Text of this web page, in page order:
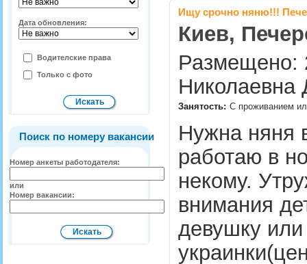
Дата обновления:
Водителские права
Только с фото
Поиск по номеру вакансии
Номер анкеты работодателя:
или
Номер вакансии:
Ищу срочно няню!!!
Киев,
Размещено:
Николаевна
Занятость: С проживанием
Нужна няня
работаю в
некому.
внимания
девушку